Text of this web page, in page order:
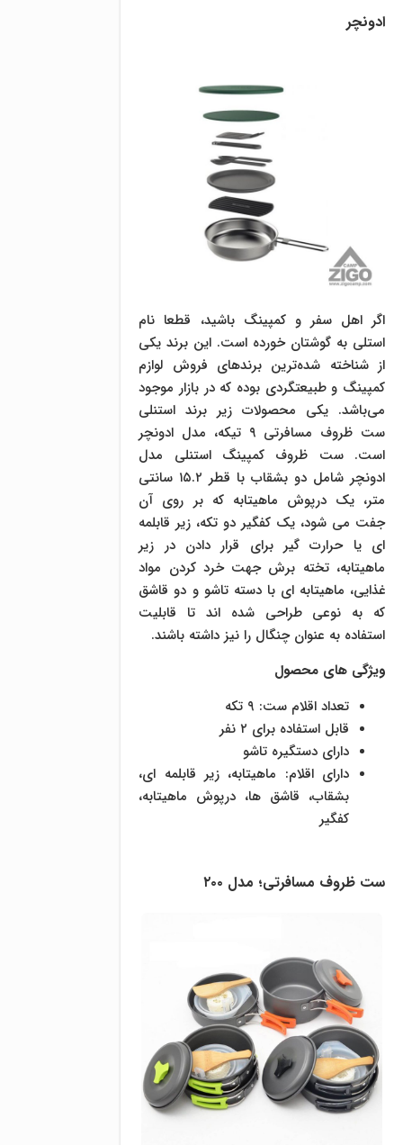
ادونچر
اگر اهل سفر و کمپینگ باشید، قطعا نام
استلی به گوشتان خورده است. این برند یکی
از شناخته شده‌ترین برندهای فروش لوازم
کمپینگ و طبیعتگردی بوده که در بازار موجود
می‌باشد. یکی محصولات زیر برند استنلی
ست ظروف مسافرتی ۹ تیکه، مدل ادونچر
است. ست ظروف کمپینگ استنلی مدل
ادونچر شامل دو بشقاب با قطر ۱۵.۲ سانتی
متر، یک درپوش ماهیتابه که بر روی آن
جفت می شود، یک کفگیر دو تکه، زیر قابلمه
ای یا حرارت گیر برای قرار دادن در زیر
ماهیتابه، تخته برش جهت خرد کردن مواد
غذایی، ماهیتابه ای با دسته تاشو و دو قاشق
که به نوعی طراحی شده اند تا قابلیت
استفاده به عنوان چنگال را نیز داشته باشند.
ویژگی های محصول
تعداد اقلام ست: ۹ تکه
قابل استفاده برای ۲ نفر
دارای دستگیره تاشو
دارای اقلام: ماهیتابه، زیر قابلمه ای،
بشقاب، قاشق ها، درپوش ماهیتابه،
کفگیر
ست ظروف مسافرتی؛ مدل ۲۰۰